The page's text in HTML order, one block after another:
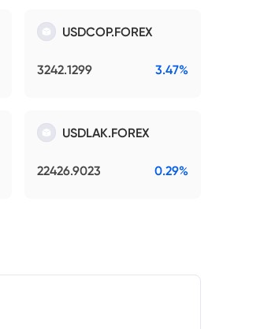
USDCOP.FOREX
3242.1299 3.47%
USDLAK.FOREX
22426.9023 0.29%